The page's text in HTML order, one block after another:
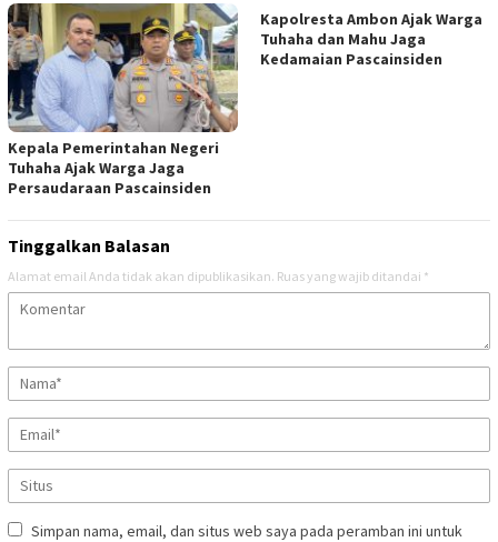
Kepala Pemerintahan Negeri
Tuhaha Ajak Warga Jaga
Persaudaraan Pascainsiden
Kapolresta Ambon Ajak Warga
Tuhaha dan Mahu Jaga
Kedamaian Pascainsiden
Tinggalkan Balasan
Alamat email Anda tidak akan dipublikasikan. Ruas yang wajib ditandai *
Simpan nama, email, dan situs web saya pada peramban ini untuk